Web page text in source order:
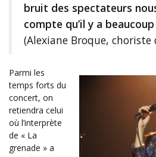
bruit des spectateurs
compte qu’il y a
(Alexiane Broque, choriste
Parmi les
temps forts du
concert, on
retiendra celui
où l’interprète
de « La
grenade » a